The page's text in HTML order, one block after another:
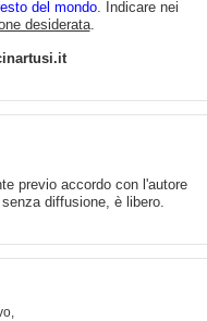
del mondo. Indicare nei
desiderata.
previo accordo con l'autore
diffusione, è libero.